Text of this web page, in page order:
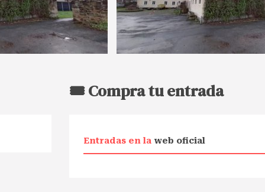
🎟️ Compra tu entrada
Entradas en la web oficial